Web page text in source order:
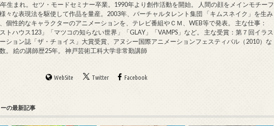
生まれ。セツ・モードセミナー卒業。1990年より創作活動を開始。 人間の顔をメインモチーフ
々な表現法を駆使して作品を量産。2003年、バーチャルタレント集団 「キムスネイク」を生み
個性的なキャラクターのアニメーションを、テレビ番組やＣＭ、WEB等で発表。 主な仕事：
ストハウス123」「マツコの知らない世界」「GLAY」「VAMPS」など。 主な受賞：第７回イラス
ション誌「ザ・チョイス」大賞受賞、アヌシー国際アニメーションフェスティバル（2010）な
。 絵の講師歴25年。 神戸芸術工科大学非常勤講師
WebSite Twitter Facebook
の最新記事